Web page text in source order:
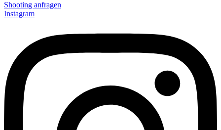
Shooting anfragen
Instagram